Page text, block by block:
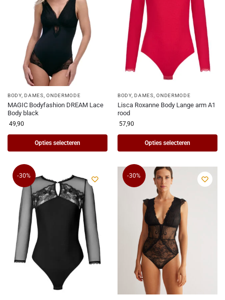
BODY,DAMES ,ONDERMODE
MAGIC Bodyfashion DREAM Lace
Body black
49,90
Opties selecteren
BODY,DAMES ,ONDERMODE
Lisca Roxanne Body Lange arm A1
rood
57,90
Opties selecteren
-30% -30%